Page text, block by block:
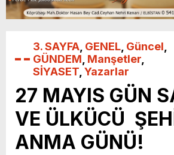
3. SAYFA GENEL Güncel
GÜNDEM Manşetler
SİYASET Yazarlar
27 MAYIS GÜN
VE ÜLKÜCÜ
ANMA GÜNÜ!